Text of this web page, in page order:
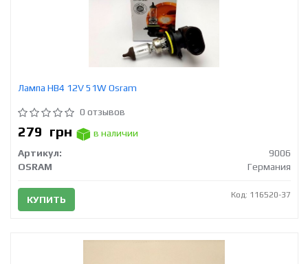
Лампа HB4 12V 51W Osram
0 отзывов
279 грн
в наличии
Артикул:
9006
OSRAM
Германия
КУПИТЬ Код: 116520-37